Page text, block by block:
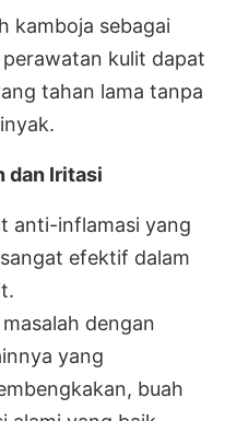
kamboja sebagai
kulit dapat
tahan lama tanpa
dan Iritasi
anti-inflamasi yang
efektif dalam
dengan
yang
buah